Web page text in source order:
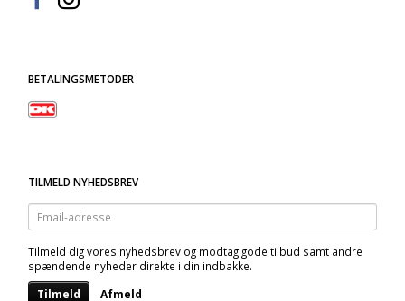
BETALINGSMETODER
TILMELD NYHEDSBREV
Email-
adresse
Tilmeld dig vores nyhedsbrev og modtag gode tilbud samt andre
spændende nyheder direkte i din indbakke.
Tilmeld Afmeld